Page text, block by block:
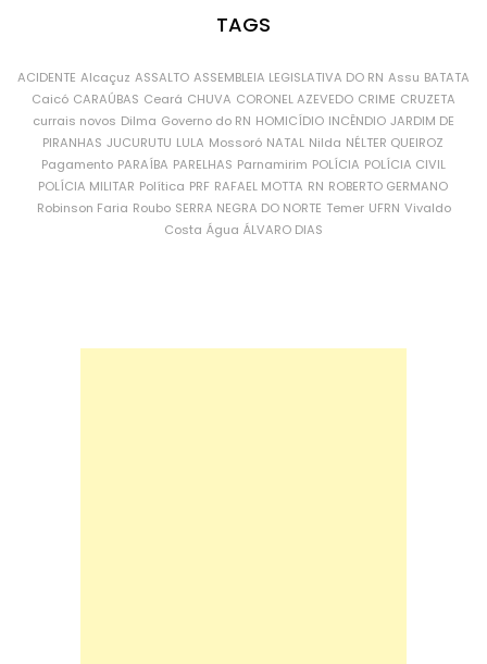
TAGS
ACIDENTE Alcaçuz ASSALTO ASSEMBLEIA LEGISLATIVA DO RN Assu BATATA
Caicó CARAÚBAS Ceará CHUVA CORONEL AZEVEDO CRIME CRUZETA
currais novos Dilma Governo do RN HOMICÍDIO INCÊNDIO JARDIM DE
PIRANHAS JUCURUTU LULA Mossoró NATAL Nilda NÉLTER QUEIROZ
Pagamento PARAÍBA PARELHAS Parnamirim POLÍCIA POLÍCIA CIVIL
POLÍCIA MILITAR Política PRF RAFAEL MOTTA RN ROBERTO GERMANO
Robinson Faria Roubo SERRA NEGRA DO NORTE Temer UFRN Vivaldo
Costa Água ÁLVARO DIAS